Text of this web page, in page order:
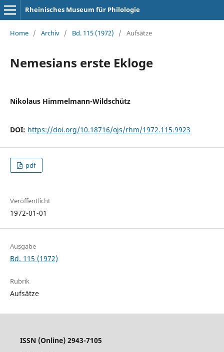
Rheinisches Museum für Philologie
Home / Archiv / Bd. 115 (1972) / Aufsätze
Nemesians erste Ekloge
Nikolaus Himmelmann-Wildschütz
DOI: https://doi.org/10.18716/ojs/rhm/1972.115.9923
pdf
Veröffentlicht
1972-01-01
Ausgabe
Bd. 115 (1972)
Rubrik
Aufsätze
ISSN (Online) 2943-7105